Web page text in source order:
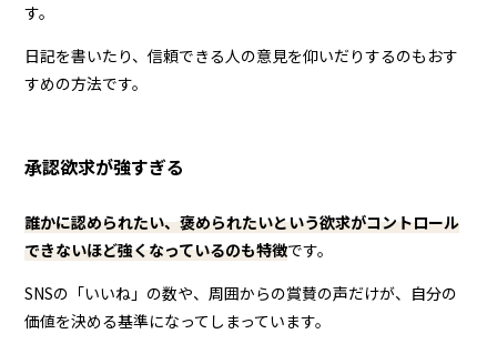
す。
日記を書いたり、信頼できる人の意見を仰いだりするのもおす
すめの方法です。
承認欲求が強すぎる
誰かに認められたい、褒められたいという欲求がコントロール
できないほど強くなっているのも特徴です。
SNSの「いいね」の数や、周囲からの賞賛の声だけが、自分の
価値を決める基準になってしまっています。